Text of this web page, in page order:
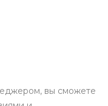
вы сможете